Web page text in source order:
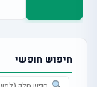
חיפוש חופשי